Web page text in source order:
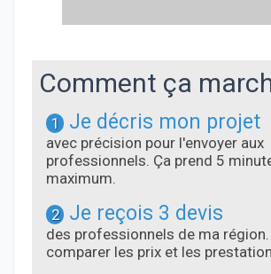
Comment ça
1 Je décris mon projet
avec précision pour l'envoyer aux
professionnels. Ça prend 5
maximum.
2 Je reçois 3 devis
des professionnels de ma
comparer les prix et les